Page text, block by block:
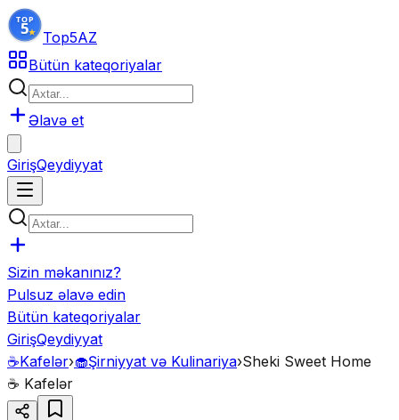
Top5AZ
Bütün kateqoriyalar
Əlavə et
GirişQeydiyyat
Sizin məkanınız?
Pulsuz əlavə edin
Bütün kateqoriyalar
GirişQeydiyyat
☕Kafelər›🧁Şirniyyat və Kulinariya›Sheki Sweet Home
☕ Kafelər